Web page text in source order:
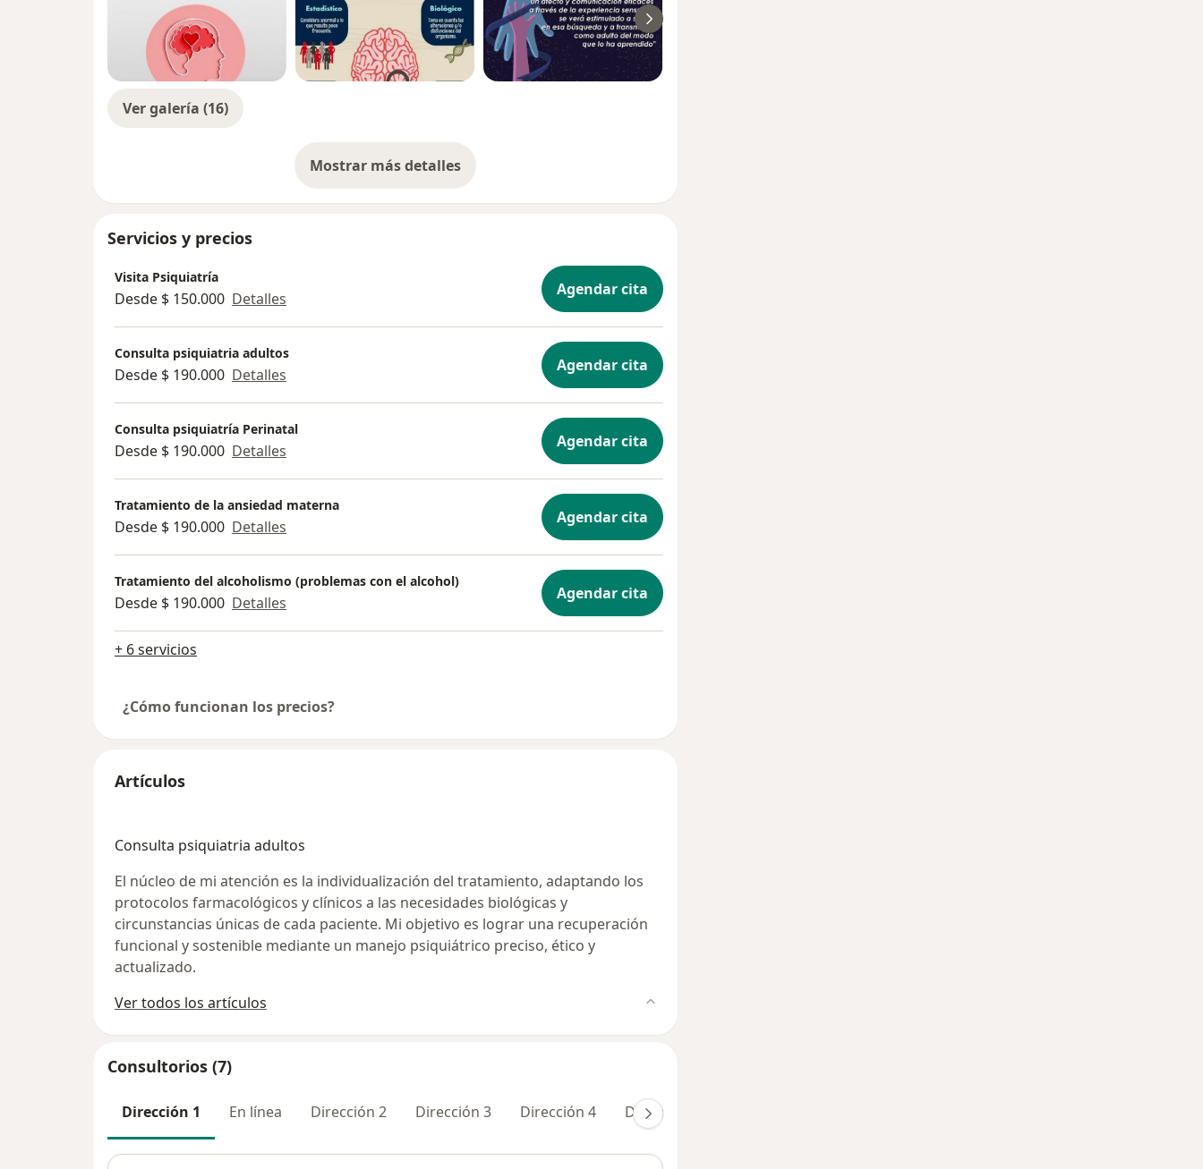
Ver galería (16)
Mostrar más detalles
sobre la experiencia
Servicios y precios
Visita Psiquiatría
Desde $ 150.000 Detalles Agendar cita
Consulta psiquiatria adultos
Desde $ 190.000 Detalles Agendar cita
Consulta psiquiatría Perinatal
Desde $ 190.000 Detalles Agendar cita
Tratamiento de la ansiedad materna
Desde $ 190.000 Detalles Agendar cita
Tratamiento del alcoholismo (problemas con el alcohol)
Desde $ 190.000 Detalles Agendar cita
+ 6 servicios
¿Cómo funcionan los precios?
Artículos
Consulta psiquiatria adultos
El núcleo de mi atención es la individualización del tratamiento, adaptando los
protocolos farmacológicos y clínicos a las necesidades biológicas y
circunstancias únicas de cada paciente. Mi objetivo es lograr una recuperación
funcional y sostenible mediante un manejo psiquiátrico preciso, ético y
actualizado.
Ver todos los artículos
Consultorios (7)
Dirección 1 En línea Dirección 2 Dirección 3 Dirección 4 Dirección 5